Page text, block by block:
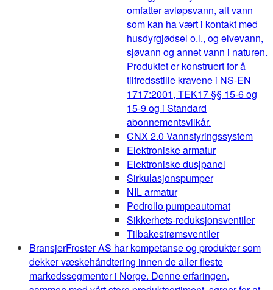
omfatter avløpsvann, alt vann
som kan ha vært i kontakt med
husdyrgjødsel o.l., og elvevann,
sjøvann og annet vann i naturen.
Produktet er konstruert for å
tilfredsstille kravene i NS-EN
1717:2001, TEK17 §§ 15-6 og
15-9 og i Standard
abonnementsvilkår.
CNX 2.0 Vannstyringssystem
Elektroniske armatur
Elektroniske dusjpanel
Sirkulasjonspumper
NIL armatur
Pedrollo pumpeautomat
Sikkerhets-reduksjonsventiler
Tilbakestrømsventiler
BransjerFroster AS har kompetanse og produkter som
dekker væskehåndtering innen de aller fleste
markedssegmenter i Norge. Denne erfaringen,